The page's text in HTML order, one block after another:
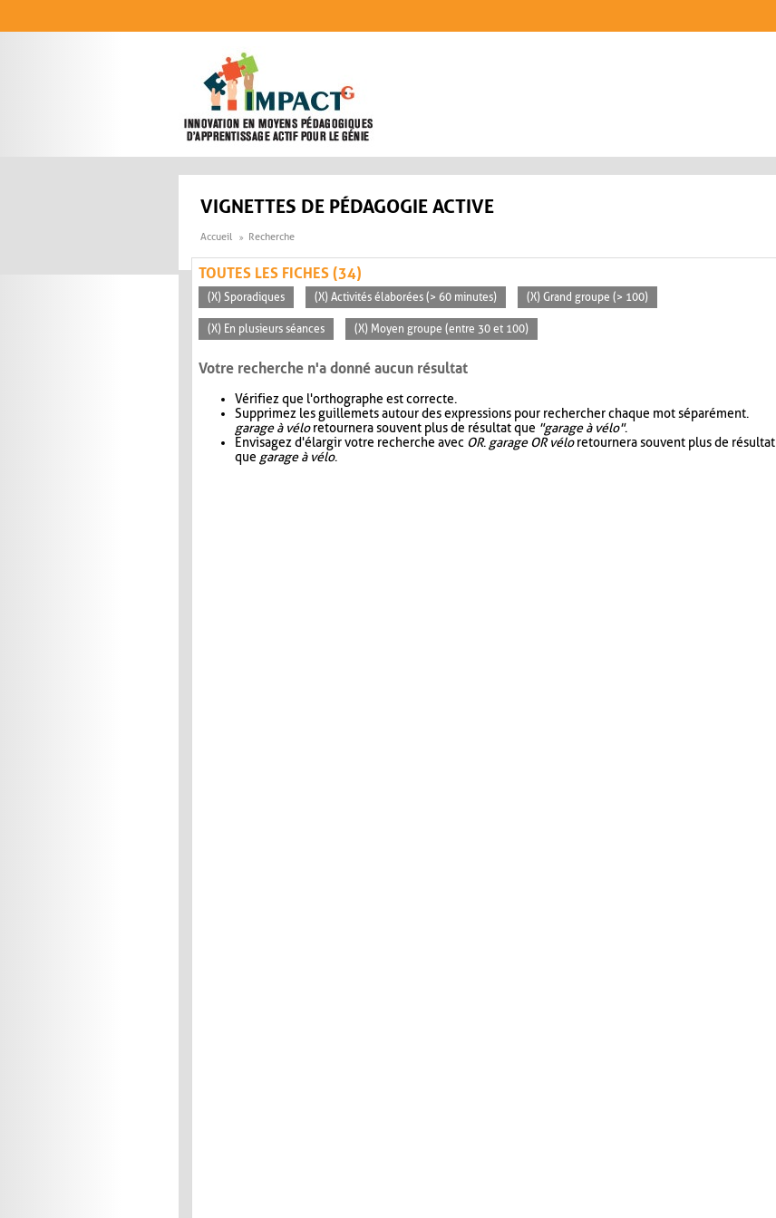
VIGNETTES DE PÉDAGOGIE ACTIVE
Accueil Recherche
TOUTES LES FICHES (34)
(X) Sporadiques (X) Activités élaborées (> 60 minutes) (X) Grand groupe (> 100)
(X) En plusieurs séances (X) Moyen groupe (entre 30 et 100)
Votre recherche n'a donné aucun résultat
Vérifiez que l'orthographe est correcte.
Supprimez les guillemets autour des expressions pour rechercher chaque mot séparément.
garage à véloretournera souvent plus de résultat que "garage à vélo".
Envisagez d'élargir votre recherche avec OR. garage OR véloretournera souvent plus de résultat
que garage à vélo.